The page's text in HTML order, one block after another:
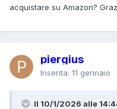
acquistare su Amazon?
piergius
Inserita: 11 gennaio
Il 10/1/2026 alle